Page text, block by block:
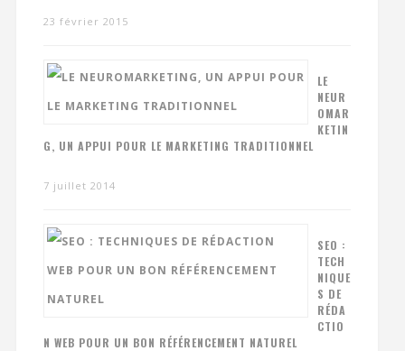
23 février 2015
LE
NEUR
OMAR
KETIN
G, UN APPUI POUR LE MARKETING TRADITIONNEL
7 juillet 2014
SEO :
TECH
NIQUE
S DE
RÉDA
CTIO
N WEB POUR UN BON RÉFÉRENCEMENT NATUREL